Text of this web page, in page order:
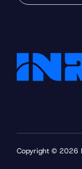
Copyright © 2026